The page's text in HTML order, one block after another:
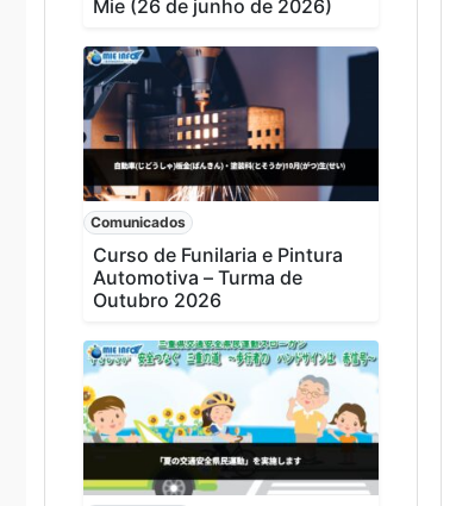
Mie (26 de junho de 2026)
Comunicados
Curso de Funilaria e Pintura
Automotiva – Turma de
Outubro 2026